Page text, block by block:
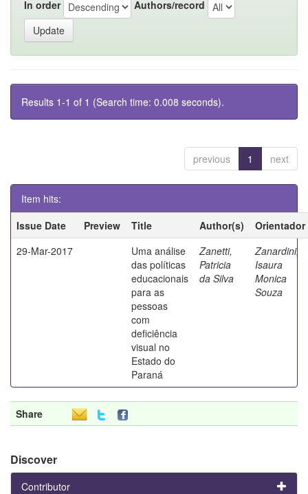
In order Authors/record
Results 1-1 of 1 (Search time: 0.008 seconds).
previous 1 next
Item hits:
Issue Date
Preview Title Author(s)
Orientador
29-Mar-2017
Uma análise
das políticas
educacionais
para as
pessoas
com
deficiência
visual no
Estado do
Paraná
Zanetti,
Patricia
da Silva
Zanardini,
Isaura
Monica
Souza
Share
Discover
Contributor